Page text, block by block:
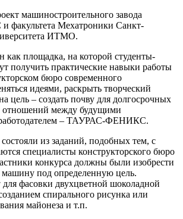
машиностроительного завода
Мехатроники Санкт-
ИТМО.
как площадка, на которой студенты-
получить практические навыки работы
бюро современного
идеями, раскрыть творческий
цель – создать почву для долгосрочных
отношений между будущими
работодателем – ТАУРАС-ФЕНИКС.
из заданий, подобных тем, с
специалисты конструкторского бюро
конкурса должны были изобрести
под определенную цель.
фасовки двухцветной шоколадной
спирального рисунка или
майонеза и т.п.